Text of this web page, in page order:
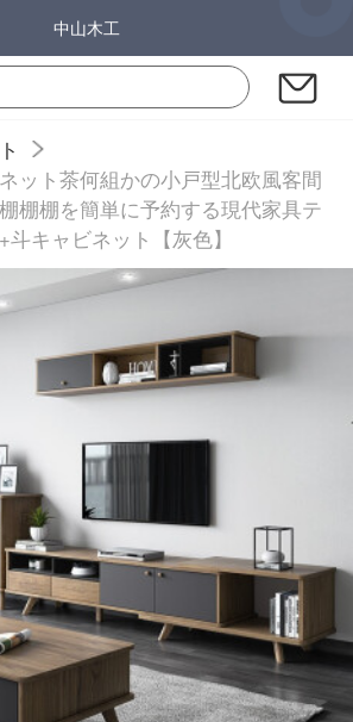
中山木工
ット茶何組かの小戸型北欧風客間
棚棚を簡単に予約する現代家具テ
キャビネット【灰色】